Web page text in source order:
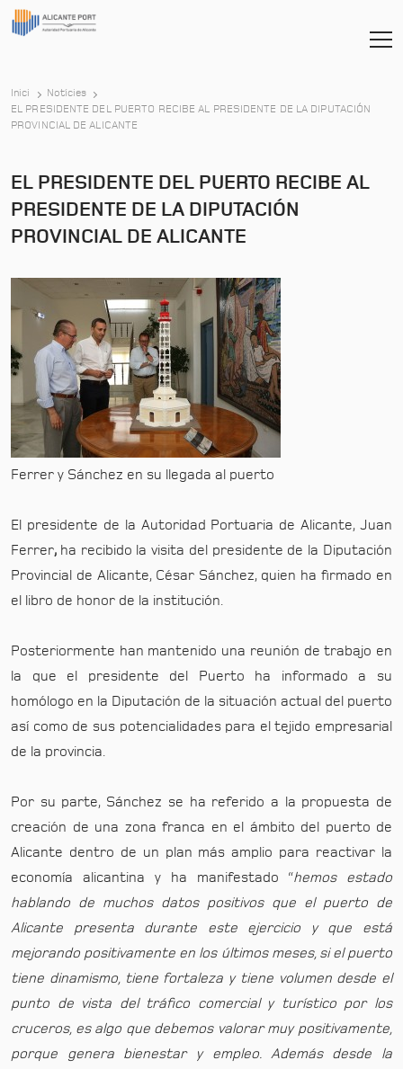
Inici
Notícies
EL PRESIDENTE DEL PUERTO RECIBE AL PRESIDENTE DE LA DIPUTACIÓN
PROVINCIAL DE ALICANTE
-
EL PRESIDENTE DEL PUERTO RECIBE AL
PRESIDENTE DE LA DIPUTACIÓN
PROVINCIAL DE ALICANTE
Ferrer y Sánchez en su llegada al puerto
El presidente de la Autoridad Portuaria de Alicante, Juan
Ferrer, ha recibido la visita del presidente de la Diputación
Provincial de Alicante, César Sánchez, quien ha firmado en
el libro de honor de la institución.
Posteriormente han mantenido una reunión de trabajo en
la que el presidente del Puerto ha informado a su
homólogo en la Diputación de la situación actual del puerto
así como de sus potencialidades para el tejido empresarial
de la provincia.
Por su parte, Sánchez se ha referido a la propuesta de
creación de una zona franca en el ámbito del puerto de
Alicante dentro de un plan más amplio para reactivar la
economía alicantina y ha manifestado “hemos estado
hablando de muchos datos positivos que el puerto de
Alicante presenta durante este ejercicio y que está
mejorando positivamente en los últimos meses, si el puerto
tiene dinamismo, tiene fortaleza y tiene volumen desde el
punto de vista del tráfico comercial y turístico por los
cruceros, es algo que debemos valorar muy positivamente,
porque genera bienestar y empleo. Además desde la